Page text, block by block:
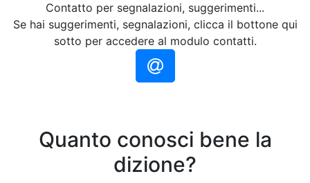
Contatto per segnalazioni, suggerimenti...
Se hai suggerimenti, segnalazioni, clicca il bottone qui
sotto per accedere al modulo contatti.
Quanto conosci bene la
dizione?